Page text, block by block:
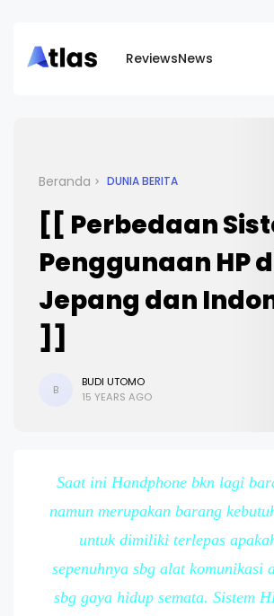
ReviewsNews
Beranda DUNIA BERITA
[[ Perbedaan
Penggunaan HP
Jepang dan
]]
B
BUDI UTOMO
15 YEARS AGO
Saat ini Handphone bkn lagi
namun merupakan barang
untuk dimiliki terlepas
sepenuhnya sbg alat komunikasi
sbg gaya hidup semata. Sistem